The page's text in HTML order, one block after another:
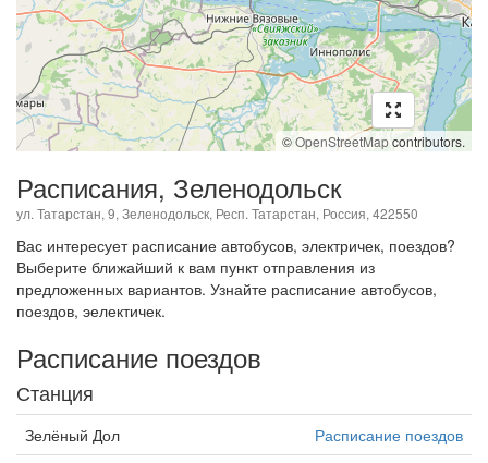
©OpenStreetMapcontributors.
Расписания, Зеленодольск
ул. Татарстан, 9, Зеленодольск, Респ. Татарстан, Россия, 422550
Вас интересует расписание автобусов, электричек, поездов?
Выберите ближайший к вам пункт отправления из
предложенных вариантов. Узнайте расписание автобусов,
поездов, эелектичек.
Расписание поездов
Станция
Зелёный Дол
Расписание поездов